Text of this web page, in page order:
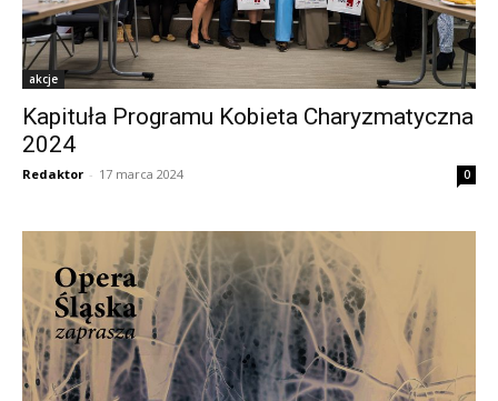
akcje
Kapituła Programu Kobieta Charyzmatyczna
2024
Redaktor - 17 marca 2024 0